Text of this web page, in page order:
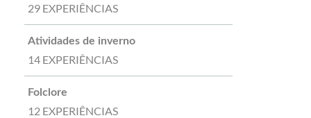
29 EXPERIÊNCIAS
Atividades de inverno
14 EXPERIÊNCIAS
Folclore
12 EXPERIÊNCIAS